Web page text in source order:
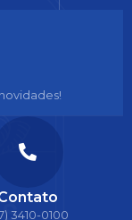
3410-0100